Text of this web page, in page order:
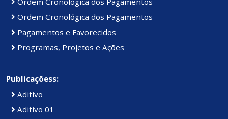
Ordem Cronológica dos Pagamentos
Pagamentos e Favorecidos
Programas, Projetos e Ações
Publicaçõess:
Aditivo
Aditivo 01